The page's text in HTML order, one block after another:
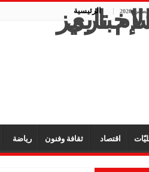
الرئيسية
اقتصاد ثقافة وفنون رياضة